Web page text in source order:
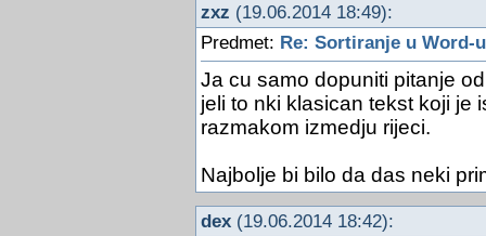
zxz (19.06.2014 18:49):
Predmet: Re: Sortiranje u Word-u
Ja cu samo dopuniti pitanje
jeli to nki klasican tekst koji je
razmakom izmedju rijeci.
Najbolje bi bilo da das neki
dex(19.06.2014 18:42):